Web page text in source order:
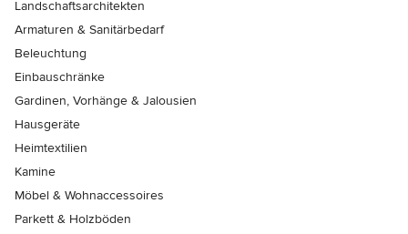
Landschaftsarchitekten
Armaturen & Sanitärbedarf
Beleuchtung
Einbauschränke
Gardinen, Vorhänge & Jalousien
Hausgeräte
Heimtextilien
Kamine
Möbel & Wohnaccessoires
Parkett & Holzböden